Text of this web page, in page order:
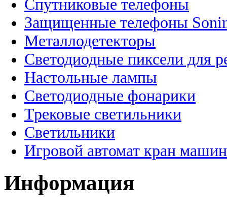
Спутниковые телефоны
Защищенные телефоны
Металлодетекторы
Светодиодные пиксели для
Настольные лампы
Светодиодные фонарики
Трековые светильники
Светильники
Игровой автомат кран
Информация